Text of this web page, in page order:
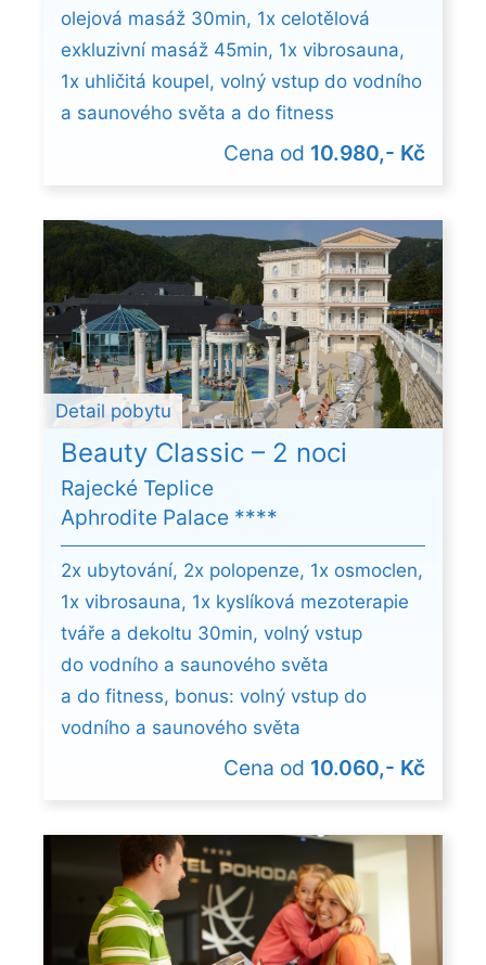
olejová masáž 30min, 1x celotělová
exkluzivní masáž 45min, 1x vibrosauna,
1x uhličitá koupel, volný vstup do vodního
a saunového světa a do fitness
Cena od 10.980,- Kč
Beauty Classic – 2 noci
Rajecké Teplice
Aphrodite Palace ****
2x ubytování, 2x polopenze, 1x osmoclen,
1x vibrosauna, 1x kyslíková mezoterapie
tváře a dekoltu 30min, volný vstup
do vodního a saunového světa
a do fitness, bonus: volný vstup do
vodního a saunového světa
Cena od 10.060,- Kč
Detail pobytu